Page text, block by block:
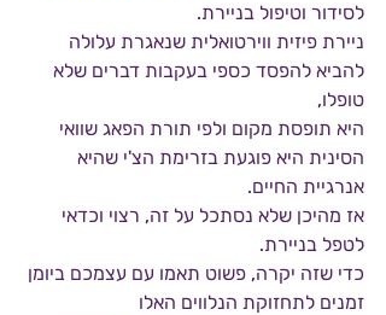
לסידור וטיפול בניירת.
ניירת פיזית ווירטואלית שנאגרת עלולה
להביא להפסד כספי בעקבות דברים שלא
טופלו,
היא תופסת מקום ולפי תורת הפאג שוואי
הסינית היא פוגעת בזרימת הצ'י שהיא
אנרגיית החיים.
אז מהיכן שלא נסתכל על זה, רצוי וכדאי
לטפל בניירת.
כדי שזה יקרה, פשוט תאמו עם עצמכם ביומן
זמנים לתחזוקת הנלווים האלו